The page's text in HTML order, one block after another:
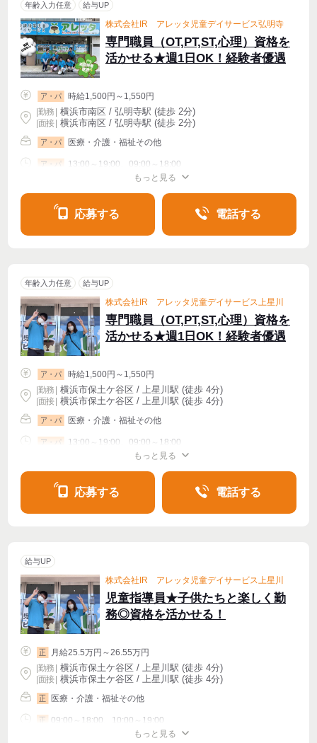
年齢入力任意 給与UP
株式会社IR アレッタ児童デイサービス弘明寺
専門職員（OT,PT,ST,心理）資格を
活かせる★週1日OK！経験者優遇
ア・パ
時給1,500円～1,550円
|勤務 横浜市南区 / 弘明寺駅 (徒歩 2分)
| 面接 | 横浜市南区 / 弘明寺駅 (徒歩 2分)
ア・パ 医療・介護・福祉その他
ア・パ 13:00～19:00、09:00～18:00
もっと見る
応募する 電話する
年齢入力任意 給与UP
株式会社IR アレッタ児童デイサービス上星川
専門職員（OT,PT,ST,心理）資格を
活かせる★週1日OK！経験者優遇
ア・パ
時給1,500円～1,550円
|勤務 横浜市保土ケ谷区 / 上星川駅 (徒歩 4分)
| 面接 | 横浜市保土ケ谷区 / 上星川駅 (徒歩 4分)
ア・パ 医療・介護・福祉その他
ア・パ 13:00～19:00、09:00～18:00
もっと見る
応募する 電話する
給与UP
株式会社IR アレッタ児童デイサービス上星川
児童指導員★子供たちと楽しく勤
務◎資格を活かせる！
正
月給25.5万円～26.55万円
|勤務 横浜市保土ケ谷区 / 上星川駅 (徒歩 4分)
| 面接 | 横浜市保土ケ谷区 / 上星川駅 (徒歩 4分)
正 医療・介護・福祉その他
正 09:00～18:00、10:00～19:00
もっと見る